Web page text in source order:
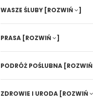
WASZE ŚLUBY [ROZWIŃ ]
PRASA [ROZWIŃ ]
PODRÓŻ POŚLUBNA [ROZWIŃ
ZDROWIE I URODA [ROZWIŃ